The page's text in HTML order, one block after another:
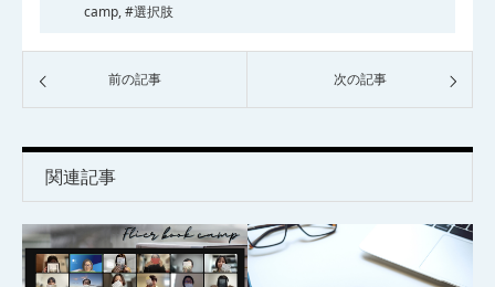
camp,#選択肢
前の記事 次の記事
関連記事